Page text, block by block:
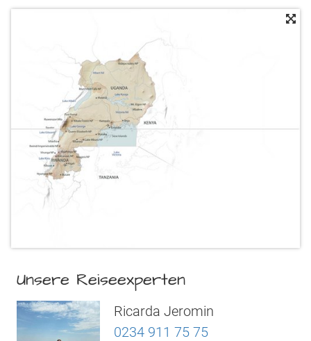
Unsere Reiseexperten
Ricarda Jeromin
0234 911 75 75